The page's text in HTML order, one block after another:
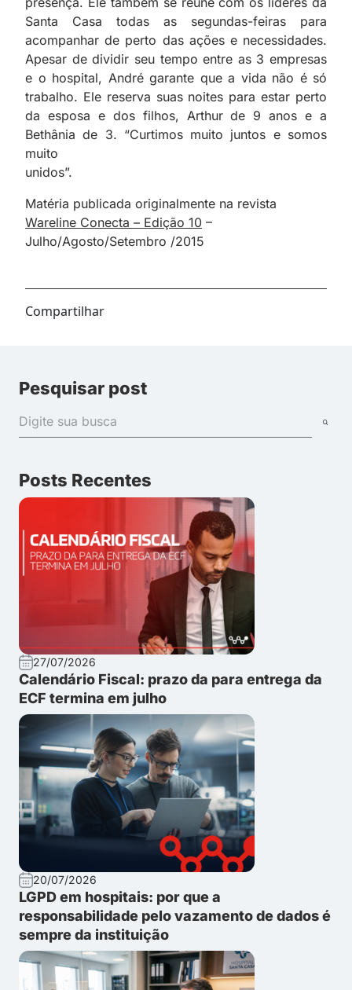
Santa Casa todas as segundas-feiras para
acompanhar de perto das ações e necessidades.
Apesar de dividir seu tempo entre as 3 empresas
e o hospital, André garante que a vida não é só
trabalho. Ele reserva suas noites para estar perto
da esposa e dos filhos, Arthur de 9 anos e a
Bethânia de 3. “Curtimos muito juntos e somos
muito
unidos”.
Matéria publicada originalmente na revista
Wareline Conecta – Edição 10 –
Julho/Agosto/Setembro /2015
Compartilhar
Pesquisar post
Posts Recentes
27/07/2026
Calendário Fiscal: prazo da para entrega da
ECF termina em julho
20/07/2026
LGPD em hospitais: por que a
responsabilidade pelo vazamento de dados é
sempre da instituição